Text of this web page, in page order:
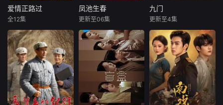
爱情正路过
《爱情正路
过》由广东局选
送，岭南文化传媒
（广东）有限公司
出品，10分钟*12
集，取景地为云南
昆明滇池、海埂大
爱情正路过
全12集
凤池生春
薛八一
屠户女戚元是被掉
包的侯府千金，假
千金为自保陷害欺
辱戚元。戚元无奈
沦为靖王萧云庭的
暗卫，两人互生情
凤池生春
更新至06集
九门
曾舜晞
《九门》讲述了长
沙风云再起之时，
张启山（陈伟霆
饰）与吴老狗（曾
舜晞 饰）强强联
手，携手霍仙姑
九门
更新至4集